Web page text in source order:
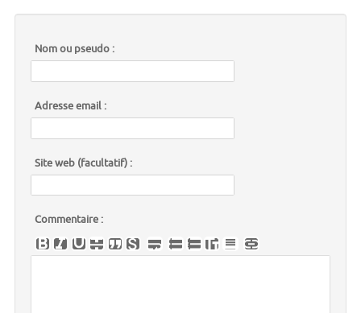
Nom ou pseudo :
Adresse email :
Site web (facultatif) :
Commentaire :